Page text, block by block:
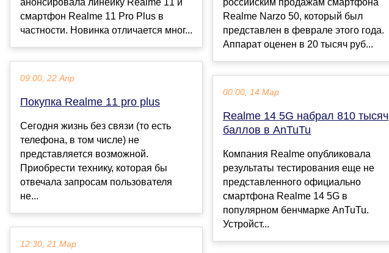
анонсировала линейку Realme 11 и
смартфон Realme 11 Pro Plus в
частности. Новинка отличается мног...
09:00, 22 Апр
Покупка Realme 11 pro plus
Сегодня жизнь без связи (то есть
телефона, в том числе) не
представляется возможной.
Приобрести технику, которая бы
отвечала запросам пользователя
не...
12:30, 21 Мар
российским продажам смартфона
Realme Narzo 50, который был
представлен в феврале этого года.
Аппарат оценен в 20 тысяч руб...
00:00, 14 Мар
Realme 14 5G набрал 810 тысяч
баллов в AnTuTu
Компания Realme опубликовала
результаты тестирования еще не
представленного официально
смартфона Realme 14 5G в
популярном бенчмарке AnTuTu.
Устройст...